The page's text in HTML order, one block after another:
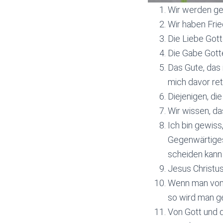
Wir werden
Wir haben
Die Liebe
Die Gabe
Das Gute,
mich davor
Diejenigen,
Wir wissen,
Ich bin
scheiden
Jesus
Wenn man
so wird man
Von Gott und